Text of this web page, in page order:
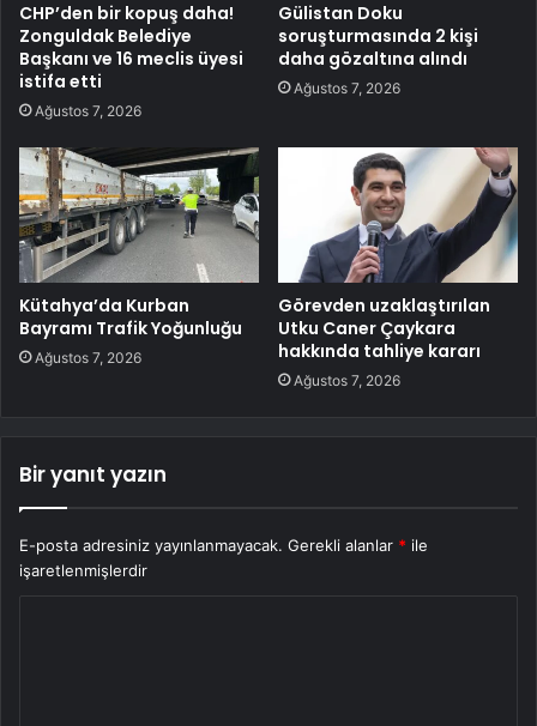
CHP’den bir kopuş daha!
Zonguldak Belediye
Başkanı ve 16 meclis üyesi
istifa etti
Ağustos 7, 2026
Gülistan Doku
soruşturmasında 2 kişi
daha gözaltına alındı
Ağustos 7, 2026
Kütahya’da Kurban
Bayramı Trafik Yoğunluğu
Ağustos 7, 2026
Görevden uzaklaştırılan
Utku Caner Çaykara
hakkında tahliye kararı
Ağustos 7, 2026
Bir yanıt yazın
E-posta adresiniz yayınlanmayacak. Gerekli alanlar * ile
işaretlenmişlerdir